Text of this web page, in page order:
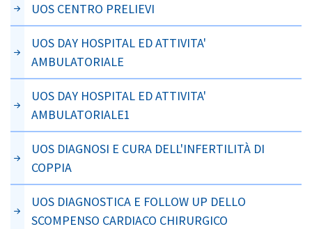
UOS CENTRO PRELIEVI
UOS DAY HOSPITAL ED ATTIVITA'
AMBULATORIALE
UOS DAY HOSPITAL ED ATTIVITA'
AMBULATORIALE1
UOS DIAGNOSI E CURA DELL'INFERTILITÀ DI
COPPIA
UOS DIAGNOSTICA E FOLLOW UP DELLO
SCOMPENSO CARDIACO CHIRURGICO